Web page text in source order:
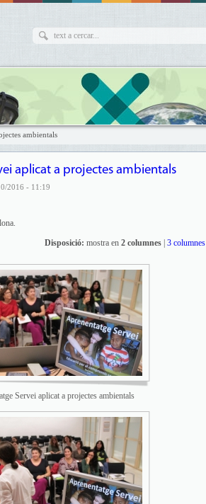
ambientals
aplicat a projectes ambientals
2016 - 11:19
Disposició: mostra en 2 columnes 3 columnes
Servei aplicat a projectes ambientals